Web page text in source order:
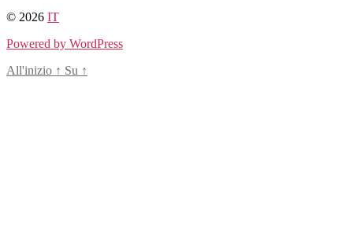
© 2026 IT
Powered by WordPress
All'inizio ↑ Su ↑